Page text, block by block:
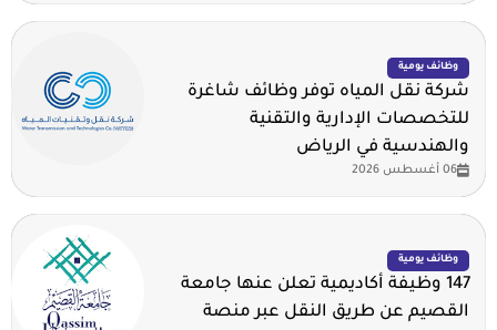
وظائف يومية
شركة نقل المياه توفر وظائف شاغرة
للتخصصات الإدارية والتقنية
والهندسية في الرياض
06 أغسطس 2026
وظائف يومية
147 وظيفة أكاديمية تعلن عنها جامعة
القصيم عن طريق النقل عبر منصة